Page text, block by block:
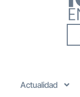
Actualidad